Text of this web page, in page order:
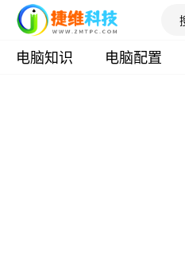
电脑知识 电脑配置